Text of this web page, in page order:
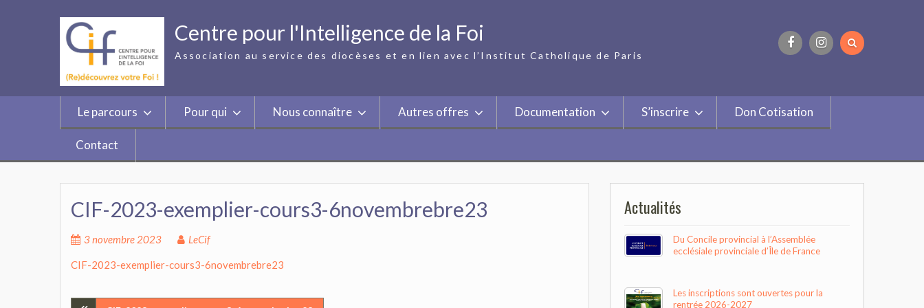
Centre pour l'Intelligence de la Foi
Association au service des diocèses et en lien avec l’Institut Catholique de Paris
Le parcours Pour qui Nous connaître Autres offres Documentation S’inscrire Don Cotisation
Contact
CIF-2023-exemplier-cours3-6novembrebre23
3 novembre 2023 LeCif
CIF-2023-exemplier-cours3-6novembrebre23
Actualités
Du Concile provincial à l’Assemblée
ecclésiale provinciale d’Île de France
Les inscriptions sont ouvertes pour la
rentrée 2026-2027